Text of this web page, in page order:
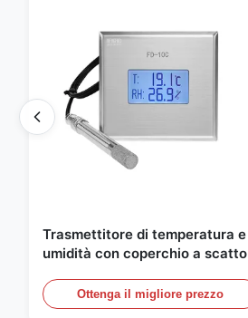
Trasmettitore di temperatura e
umidità con coperchio a scatto
acciaio inossidabile 316L
Ottenga il migliore prezzo